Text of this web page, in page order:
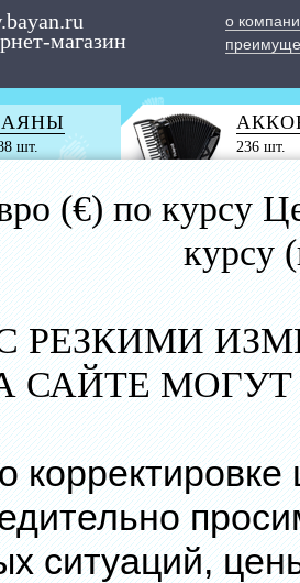
магазин
о
шт. 236 шт.
(€) по курсу
курсу
РЕЗКИМИ
САЙТЕ
ситуаций,